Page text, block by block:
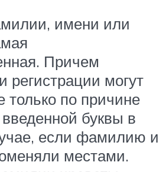
имени или
Причем
регистрации могут
только по причине
буквы в
если фамилию и
местами.